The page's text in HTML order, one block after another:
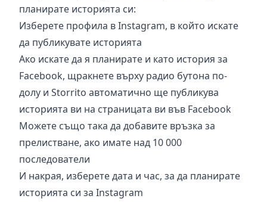
планирате историята си:
Изберете профила в Instagram, в който искате
да публикувате историята
Ако искате да я планирате и като история за
Facebook, щракнете върху радио бутона по-
долу и Storrito автоматично ще публикува
историята ви на страницата ви във Facebook
Можете също така да добавите връзка за
прелистване, ако имате над 10 000
последователи
И накрая, изберете дата и час, за да планирате
историята си за Instagram